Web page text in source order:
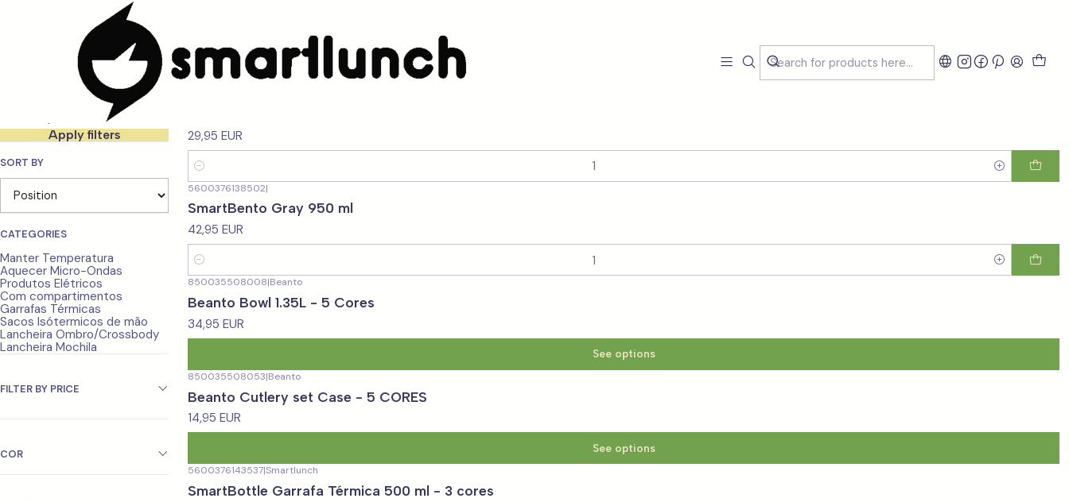
CARACTERISTICAS
Por Utilização
Filter products
Apply filters
SORT BY
CATEGORIES
Manter Temperatura
Aquecer Micro-Ondas
Produtos Elétricos
Com compartimentos
Garrafas Térmicas
Sacos Isótermicos de mão
Lancheira Ombro/Crossbody
Lancheira Mochila
FILTER BY PRICE
COR
29,95 EUR
Quantity
5600376138502|
SmartBento Gray 950 ml
42,95 EUR
Quantity
850035508008|Beanto
Beanto Bowl 1.35L - 5 Cores
34,95 EUR
See options
850035508053|Beanto
Beanto Cutlery set Case - 5 CORES
14,95 EUR
See options
5600376143537|Smartlunch
SmartBottle Garrafa Térmica 500 ml - 3 cores